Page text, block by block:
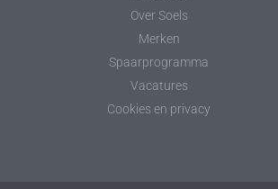
Over Soels
Merken
Spaarprogramma
Vacatures
Cookies en privacy